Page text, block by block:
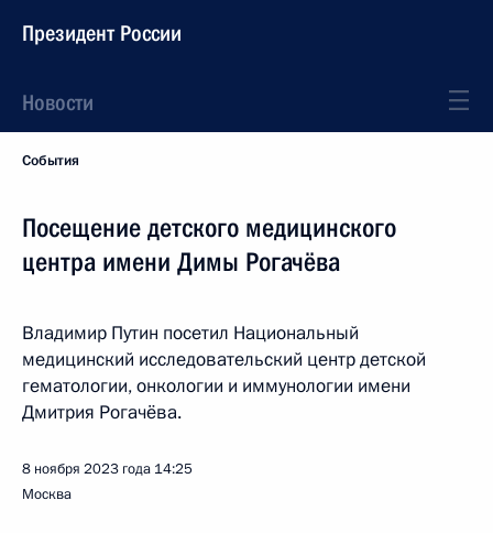
Президент России
Новости
События
Посещение детского медицинского
центра имени Димы Рогачёва
Владимир Путин посетил Национальный
медицинский исследовательский центр детской
гематологии, онкологии и иммунологии имени
Дмитрия Рогачёва.
8 ноября 2023 года 14:25
Москва